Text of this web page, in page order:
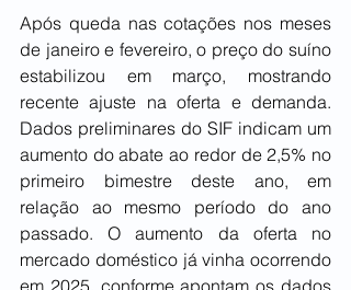
Após queda nas cotações nos meses
de janeiro e fevereiro, o preço do suíno
estabilizou em março, mostrando
recente ajuste na oferta e demanda.
Dados preliminares do SIF indicam um
aumento do abate ao redor de 2,5% no
primeiro bimestre deste ano, em
relação ao mesmo período do ano
passado. O aumento da oferta no
mercado doméstico já vinha ocorrendo